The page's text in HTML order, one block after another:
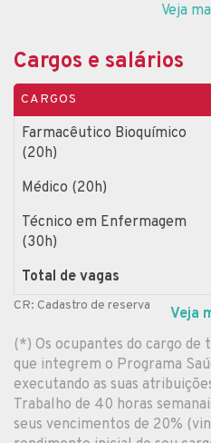
Veja
Cargos e salários
CARGOS
Farmacêutico Bioquímico
(20h)
Médico (20h)
Técnico em Enfermagem
(30h)
Total de vagas
CR: Cadastro de reserva Veja
(*) Os ocupantes do cargo
que integrem o Programa
executando as suas
Trabalho de 40 horas
seus vencimentos de 20%